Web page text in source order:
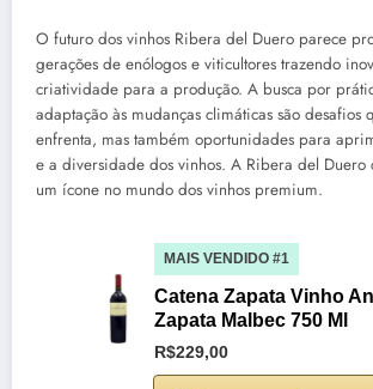
O futuro dos vinhos Ribera del Duero parece
gerações de enólogos e viticultores trazendo
criatividade para a produção. A busca por
adaptação às mudanças climáticas são desafios
enfrenta, mas também oportunidades para
e a diversidade dos vinhos. A Ribera del Duero
um ícone no mundo dos vinhos premium.
MAIS VENDIDO #1
Catena Zapata Vinho
Zapata Malbec 750 Ml
R$229,00